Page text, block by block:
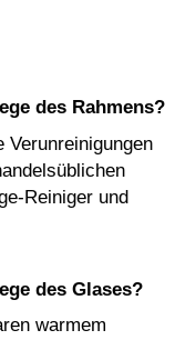
des Rahmens?
Verunreinigungen
Reiniger und
des Glases?
warmem